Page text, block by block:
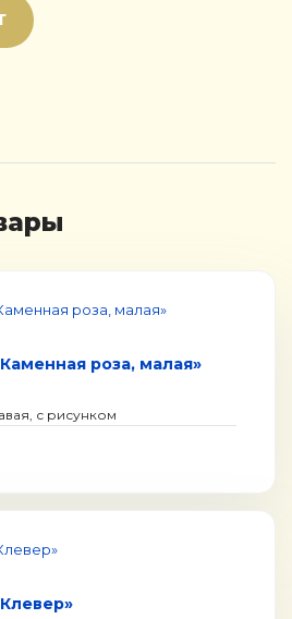
роза, малая»
с рисунком